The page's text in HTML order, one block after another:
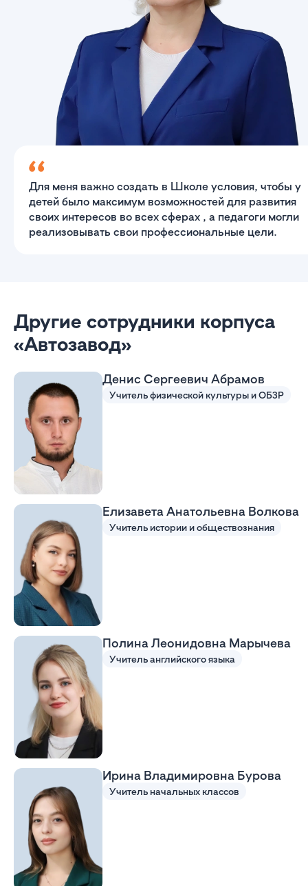
Для меня важно создать в Школе условия, чтобы у
детей было максимум возможностей для развития
своих интересов во всех сферах , а педагоги могли
реализовывать свои профессиональные цели.
Другие сотрудники корпуса
«Автозавод»
Денис Сергеевич Абрамов
Учитель физической культуры и ОБЗР
Елизавета Анатольевна Волкова
Учитель истории и обществознания
Полина Леонидовна Марычева
Учитель английского языка
Ирина Владимировна Бурова
Учитель начальных классов